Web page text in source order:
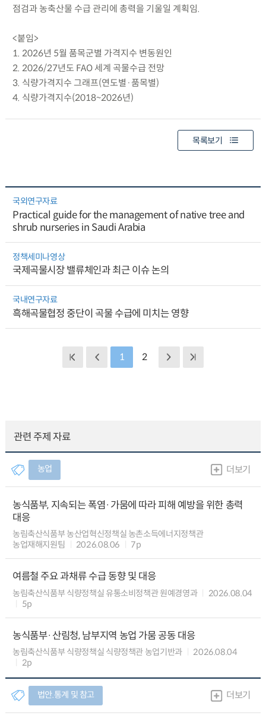
점검과 농축산물 수급 관리에 총력을 기울일 계획임.
<붙임>
1. 2026년 5월 품목군별 가격지수 변동원인
2. 2026/27년도 FAO 세계 곡물수급 전망
3. 식량가격지수 그래프(연도별·품목별)
4. 식량가격지수(2018~2026년)
목록보기
국외연구자료
Practical guide for the management of native tree and
shrub nurseries in Saudi Arabia
정책세미나영상
국제곡물시장 밸류체인과 최근 이슈 논의
국내연구자료
흑해곡물협정 중단이 곡물 수급에 미치는 영향
1 2
관련 주제 자료
농업 더보기
농식품부, 지속되는 폭염·가뭄에 따라 피해 예방을 위한 총력
대응
농림축산식품부 농산업혁신정책실 농촌소득에너지정책관
농업재해지원팀
2026.08.06 7p
여름철 주요 과채류 수급 동향 및 대응
농림축산식품부 식량정책실 유통소비정책관 원예경영과
2026.08.04
5p
농식품부·산림청, 남부지역 농업 가뭄 공동 대응
농림축산식품부 식량정책실 식량정책관 농업기반과
2026.08.04
2p
법안.통계 및 참고 더보기